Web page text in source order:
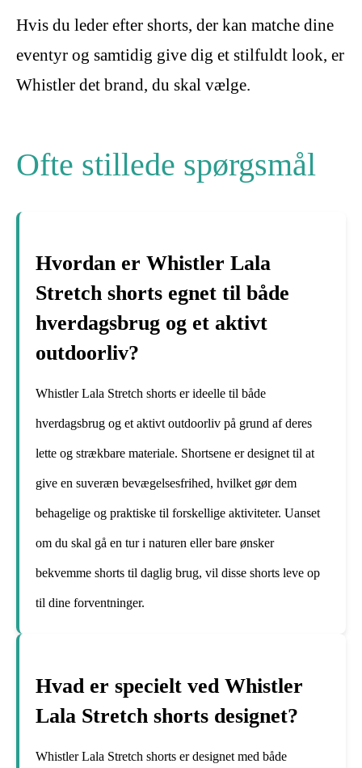
Hvis du leder efter shorts, der kan matche dine
eventyr og samtidig give dig et stilfuldt look, er
Whistler det brand, du skal vælge.
Ofte stillede spørgsmål
Hvordan er Whistler Lala
Stretch shorts egnet til både
hverdagsbrug og et aktivt
outdoorliv?
Whistler Lala Stretch shorts er ideelle til både
hverdagsbrug og et aktivt outdoorliv på grund af deres
lette og strækbare materiale. Shortsene er designet til at
give en suveræn bevægelsesfrihed, hvilket gør dem
behagelige og praktiske til forskellige aktiviteter. Uanset
om du skal gå en tur i naturen eller bare ønsker
bekvemme shorts til daglig brug, vil disse shorts leve op
til dine forventninger.
Hvad er specielt ved Whistler
Lala Stretch shorts designet?
Whistler Lala Stretch shorts er designet med både